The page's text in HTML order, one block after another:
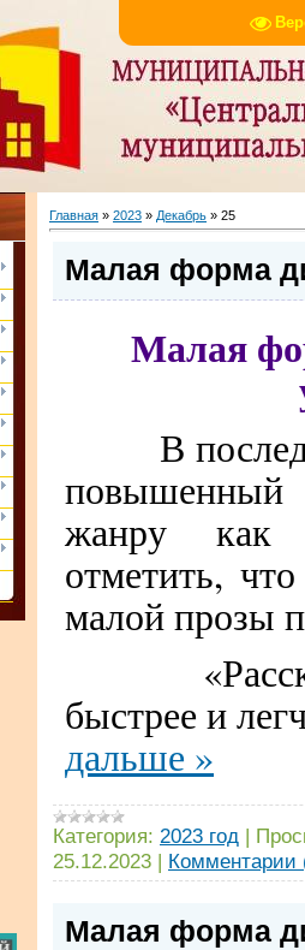
Главная » 2023 » Декабрь » 25
Малая форма
Малая
В
жанру как
отметить,
малой прозы
быстрее и
дальше »
Категория: 2023 год |
25.12.2023 | Комментарии
Малая форма